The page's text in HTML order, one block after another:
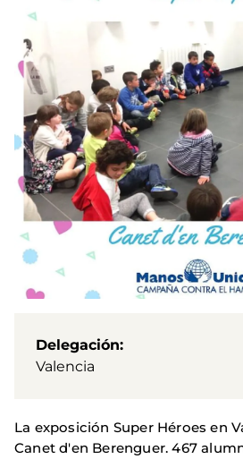
Delegación
Valencia
La exposición Super Héroes en
Canet d'en Berenguer. 467